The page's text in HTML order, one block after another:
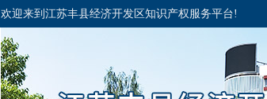
欢迎来到江苏丰县经济开发区知识产权服务平台!